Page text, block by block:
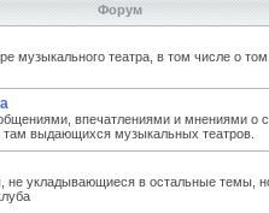
Форум
музыкального театра, в том числе о
впечатлениями и мнениями о
выдающихся музыкальных театров.
не укладывающиеся в остальные темы,